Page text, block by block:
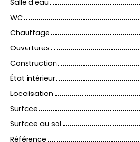
Salle d'eau
WC
Chauffage
Ouvertures
Construction
État intérieur
Localisation
Surface
Surface au sol
Référence